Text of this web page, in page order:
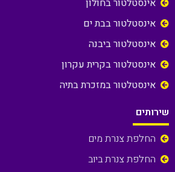
אינסטלטור בבת ים
אינסטלטור ביבנה
אינסטלטור בקרית עקרון
אינסטלטור במזכרת בתיה
שירותים
החלפת צנרת מים
החלפת צנרת ביוב